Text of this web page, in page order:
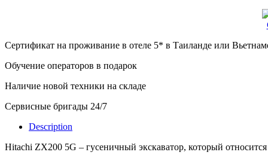
Сертификат на проживание в отеле 5* в Таиланде или
Обучение операторов в подарок
Наличие новой техники на складе
Сервисные бригады 24/7
Description
Hitachi ZX200 5G – гусеничный экскаватор, который